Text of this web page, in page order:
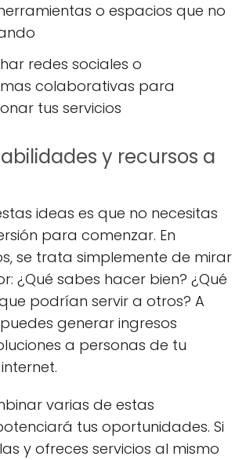
o espacios que no
redes sociales o
colaborativas para
tus servicios
y recursos a
ideas es que no necesitas
para comenzar. En
se trata simplemente de mirar
¿Qué sabes hacer bien? ¿Qué
podrían servir a otros? A
generar ingresos
a personas de tu
varias de estas
tus oportunidades. Si
y ofreces servicios al mismo